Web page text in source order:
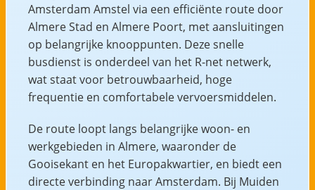
Amsterdam Amstel via een efficiënte route door
Almere Stad en Almere Poort, met aansluitingen
op belangrijke knooppunten. Deze snelle
busdienst is onderdeel van het R-net netwerk,
wat staat voor betrouwbaarheid, hoge
frequentie en comfortabele vervoersmiddelen.
De route loopt langs belangrijke woon- en
werkgebieden in Almere, waaronder de
Gooisekant en het Europakwartier, en biedt een
directe verbinding naar Amsterdam. Bij Muiden